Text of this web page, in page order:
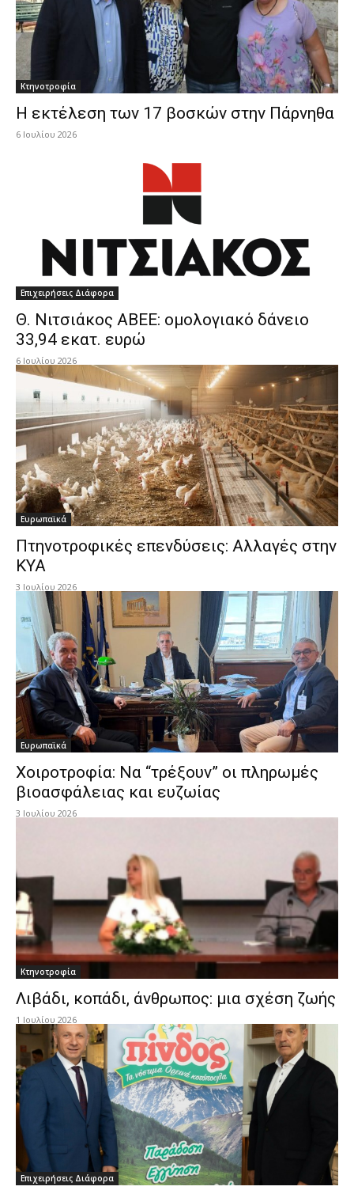
Κτηνοτροφία
Η εκτέλεση των 17 βοσκών στην Πάρνηθα
6 Ιουλίου 2026
Επιχειρήσεις Διάφορα
Θ. Νιτσιάκος ΑΒΕΕ: ομολογιακό δάνειο
33,94 εκατ. ευρώ
6 Ιουλίου 2026
Ευρωπαϊκά
Πτηνοτροφικές επενδύσεις: Αλλαγές στην
ΚΥΑ
3 Ιουλίου 2026
Ευρωπαϊκά
Χοιροτροφία: Να “τρέξουν” οι πληρωμές
βιοασφάλειας και ευζωίας
3 Ιουλίου 2026
Κτηνοτροφία
Λιβάδι, κοπάδι, άνθρωπος: μια σχέση ζωής
1 Ιουλίου 2026
Επιχειρήσεις Διάφορα